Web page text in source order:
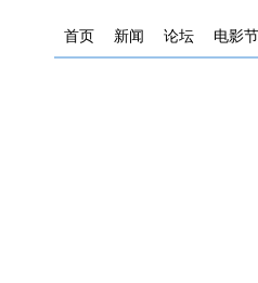
首页 新闻 论坛 电影节